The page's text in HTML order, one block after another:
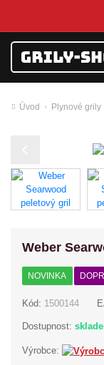
Úvod Plynové grily
Weber
NOVINKA
Kód: 1500144
Dostupnost:
Výrobce: